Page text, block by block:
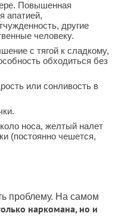
Повышенная
апатией,
другие
человеку.
с тягой к сладкому,
обходиться без
или сонливость в
носа, желтый налет
(постоянно чешется,
проблему. На самом
наркомана, но и